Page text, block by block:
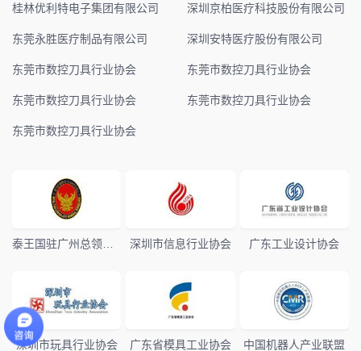
桂林优利特电子集团有限公司 深圳京柏医疗科技股份有限公司
东莞永胜医疗制品有限公司 深圳安特医疗股份有限公司
东莞市数控刀具行业协会 东莞市数控刀具行业协会
东莞市数控刀具行业协会 东莞市数控刀具行业协会
东莞市数控刀具行业协会
深圳市信息行业协会 广东工业设计协会
深圳市玩具行业协会 广东省模具工业协会 中国机器人产业联盟